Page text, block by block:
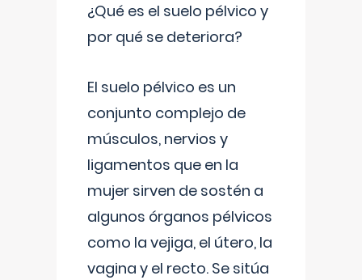
¿Qué es el suelo pélvico y
por qué se deteriora?
El suelo pélvico es un
conjunto complejo de
músculos, nervios y
ligamentos que en la
mujer sirven de sostén a
algunos órganos pélvicos
como la vejiga, el útero, la
vagina y el recto. Se sitúa